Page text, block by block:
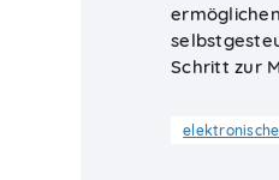
Schritt zur